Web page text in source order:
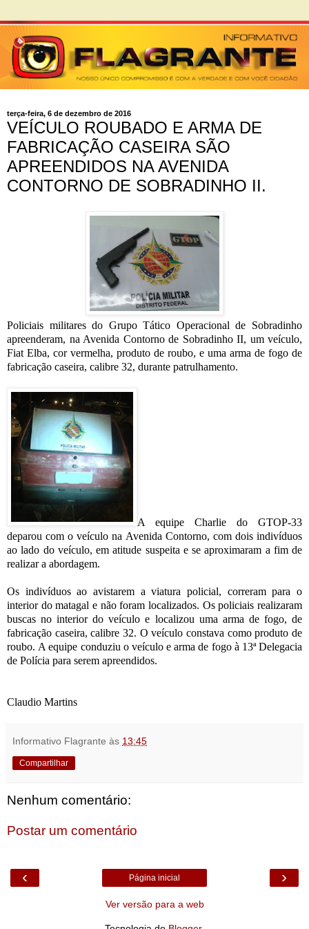
terça-feira, 6 de dezembro de 2016
VEÍCULO ROUBADO E ARMA DE
FABRICAÇÃO CASEIRA SÃO
APREENDIDOS NA AVENIDA
CONTORNO DE SOBRADINHO II.
Policiais militares do Grupo Tático Operacional de Sobradinho
apreenderam, na Avenida Contorno de Sobradinho II, um veículo,
Fiat Elba, cor vermelha, produto de roubo, e uma arma de fogo de
fabricação caseira, calibre 32, durante patrulhamento.
A equipe Charlie do GTOP-33
deparou com o veículo na Avenida Contorno, com dois indivíduos
ao lado do veículo, em atitude suspeita e se aproximaram a fim de
realizar a abordagem.
Os indivíduos ao avistarem a viatura policial, correram para o
interior do matagal e não foram localizados. Os policiais realizaram
buscas no interior do veículo e localizou uma arma de fogo, de
fabricação caseira, calibre 32. O veículo constava como produto de
roubo. A equipe conduziu o veículo e arma de fogo à 13ª Delegacia
de Polícia para serem apreendidos.
Claudio Martins
Informativo Flagrante às 13:45
Compartilhar
Nenhum comentário:
Postar um comentário
‹ ›
Página inicial
Ver versão para a web